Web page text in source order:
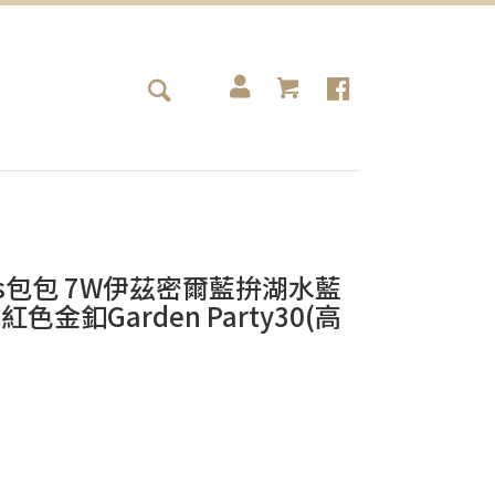
包 7W伊茲密爾藍拚湖水藍
色金釦Garden Party30(高